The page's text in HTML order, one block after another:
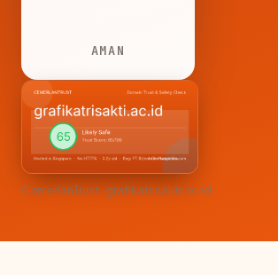
AMAN
CemerlanTrust · grafikatrisakti.ac.id